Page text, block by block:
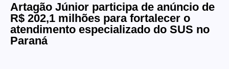
Artagão Júnior participa de anúncio de
R$ 202,1 milhões para fortalecer o
atendimento especializado do SUS no
Paraná